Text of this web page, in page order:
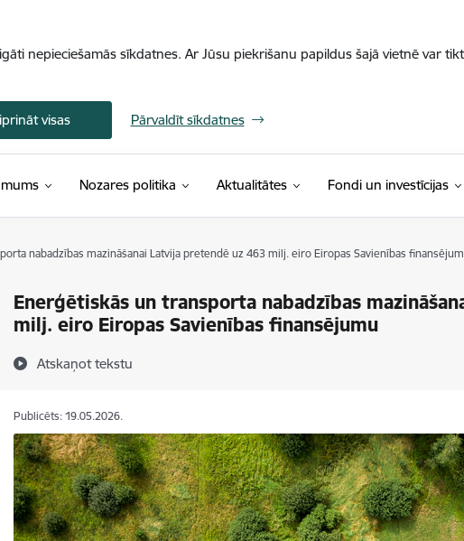
nepieciešamās sīkdatnes. Ar Jūsu piekrišanu papildus šajā vietnē var
visas Pārvaldīt sīkdatnes
Nozares politika Aktualitātes Fondi un investīcijas
nabadzības mazināšanai Latvija pretendē uz 463 milj. eiro Eiropas Savienības
Enerģētiskās un transporta nabadzības
milj. eiro Eiropas Savienības finansējumu
Atskaņot tekstu
Publicēts: 19.05.2026.